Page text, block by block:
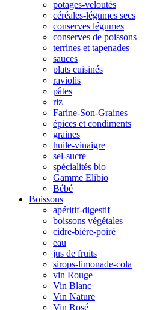
potages-veloutés
céréales-légumes secs
conserves légumes
conserves de poissons
terrines et tapenades
sauces
plats cuisinés
raviolis
pâtes
riz
Farine-Son-Graines
épices et condiments
graines
huile-vinaigre
sel-sucre
spécialités bio
Gamme Elibio
Bébé
Boissons
apéritif-digestif
boissons végétales
cidre-bière-poiré
eau
jus de fruits
sirops-limonade-cola
vin Rouge
Vin Blanc
Vin Nature
Vin Rosé